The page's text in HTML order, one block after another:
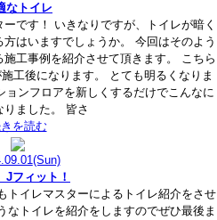
なトイレ
です！ いきなりですが、トイレが暗く
はいますでしょうか。 今回はそのよう
工事例を紹介させて頂きます。 こちら
後になります。 とても明るくなりま
ョンフロアを新しくするだけでこんなに
りました。 皆さ
を読む
(Sun)
フィット！
トイレマスターによるトイレ紹介をさせ
なトイレを紹介をしますのでぜひ最後ま